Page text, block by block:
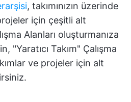
, takımınızın üzerinde
için çeşitli alt
Alanları oluşturmanıza
"Yaratıcı Takım" Çalışma
ve projeler için alt